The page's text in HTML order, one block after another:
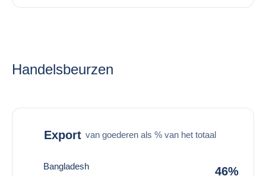
Handelsbeurzen
Export van goederen als % van het totaal
Bangladesh 46%